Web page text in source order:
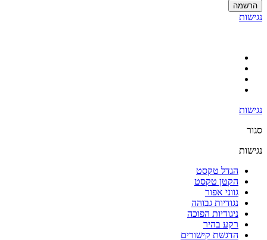
הרשמה
נגישות
נגישות
סגור
נגישות
הגדל טקסט
הקטן טקסט
גווני אפור
נגודיות גבוהה
ניגודיות הפוכה
רקע בהיר
הדגשת קישורים